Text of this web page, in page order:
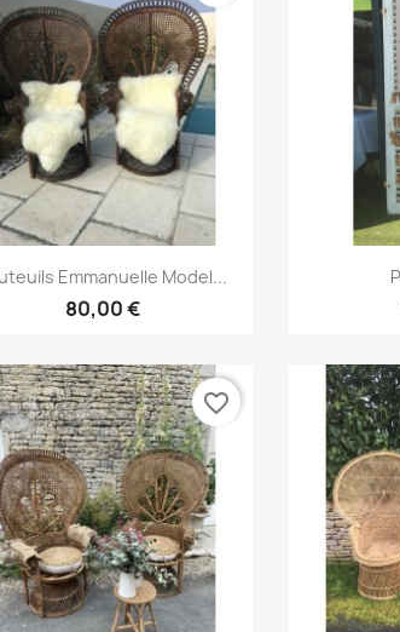
Aperçu rapide
Emmanuelle Model...
80,00 €
favorite_border